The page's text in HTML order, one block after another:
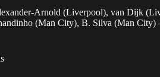
Arnold (Liverpool), van Dijk
(Man City), B. Silva (Man City)